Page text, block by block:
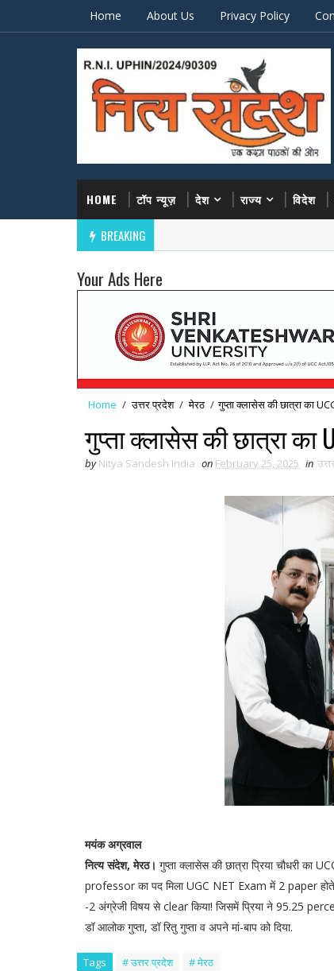
Home About Us Privacy Policy
HOME टॉप न्यूज़ देश राज्य विदेश
BREAKING
Your Ads Here
Home / उत्तर प्रदेश / मेरठ / गुप्ता क्लासेस की छात्रा का
गुप्ता क्लासेस की छात्रा का
by Nitya Sandesh India on February 25, 2025 in
मयंक अग्रवाल
नित्य संदेश, मेरठ। गुप्ता क्लासेस की छात्रा प्रिया चौधरी
professor का पद मिला UGC NET Exam में 2 paper
-2 अंग्रेजी विषय से clear किया! जिसमें प्रिया ने 95.25
डॉ आलोक गुप्ता, डॉ रितु गुप्ता व अपने मां-बाप को दिया.
Tags # उत्तर प्रदेश # मेरठ